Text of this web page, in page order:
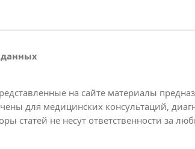
на сайте материалы
для медицинских консультаций,
статей не несут ответственности за